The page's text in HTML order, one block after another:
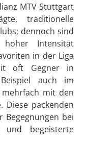
MTV Stuttgart
traditionelle
dennoch sind
Intensität
in der Liga
oft Gegner in
auch im
mit den
Diese packenden
bei
begeisterte